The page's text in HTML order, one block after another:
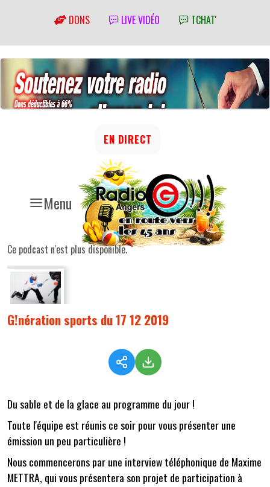
DONS LIVE VIDÉO TCHAT'
Menu
EN DIRECT
Ce podcast n'est plus disponible.
G!nération sports du 17 12 2019
Du sable et de la glace au programme du jour !
Toute l'équipe est réunis ce soir pour vous présenter une
émission un peu particulière !
Nous commencerons par une interview téléphonique de Maxime
METTRA, qui vous présentera son projet de participation à